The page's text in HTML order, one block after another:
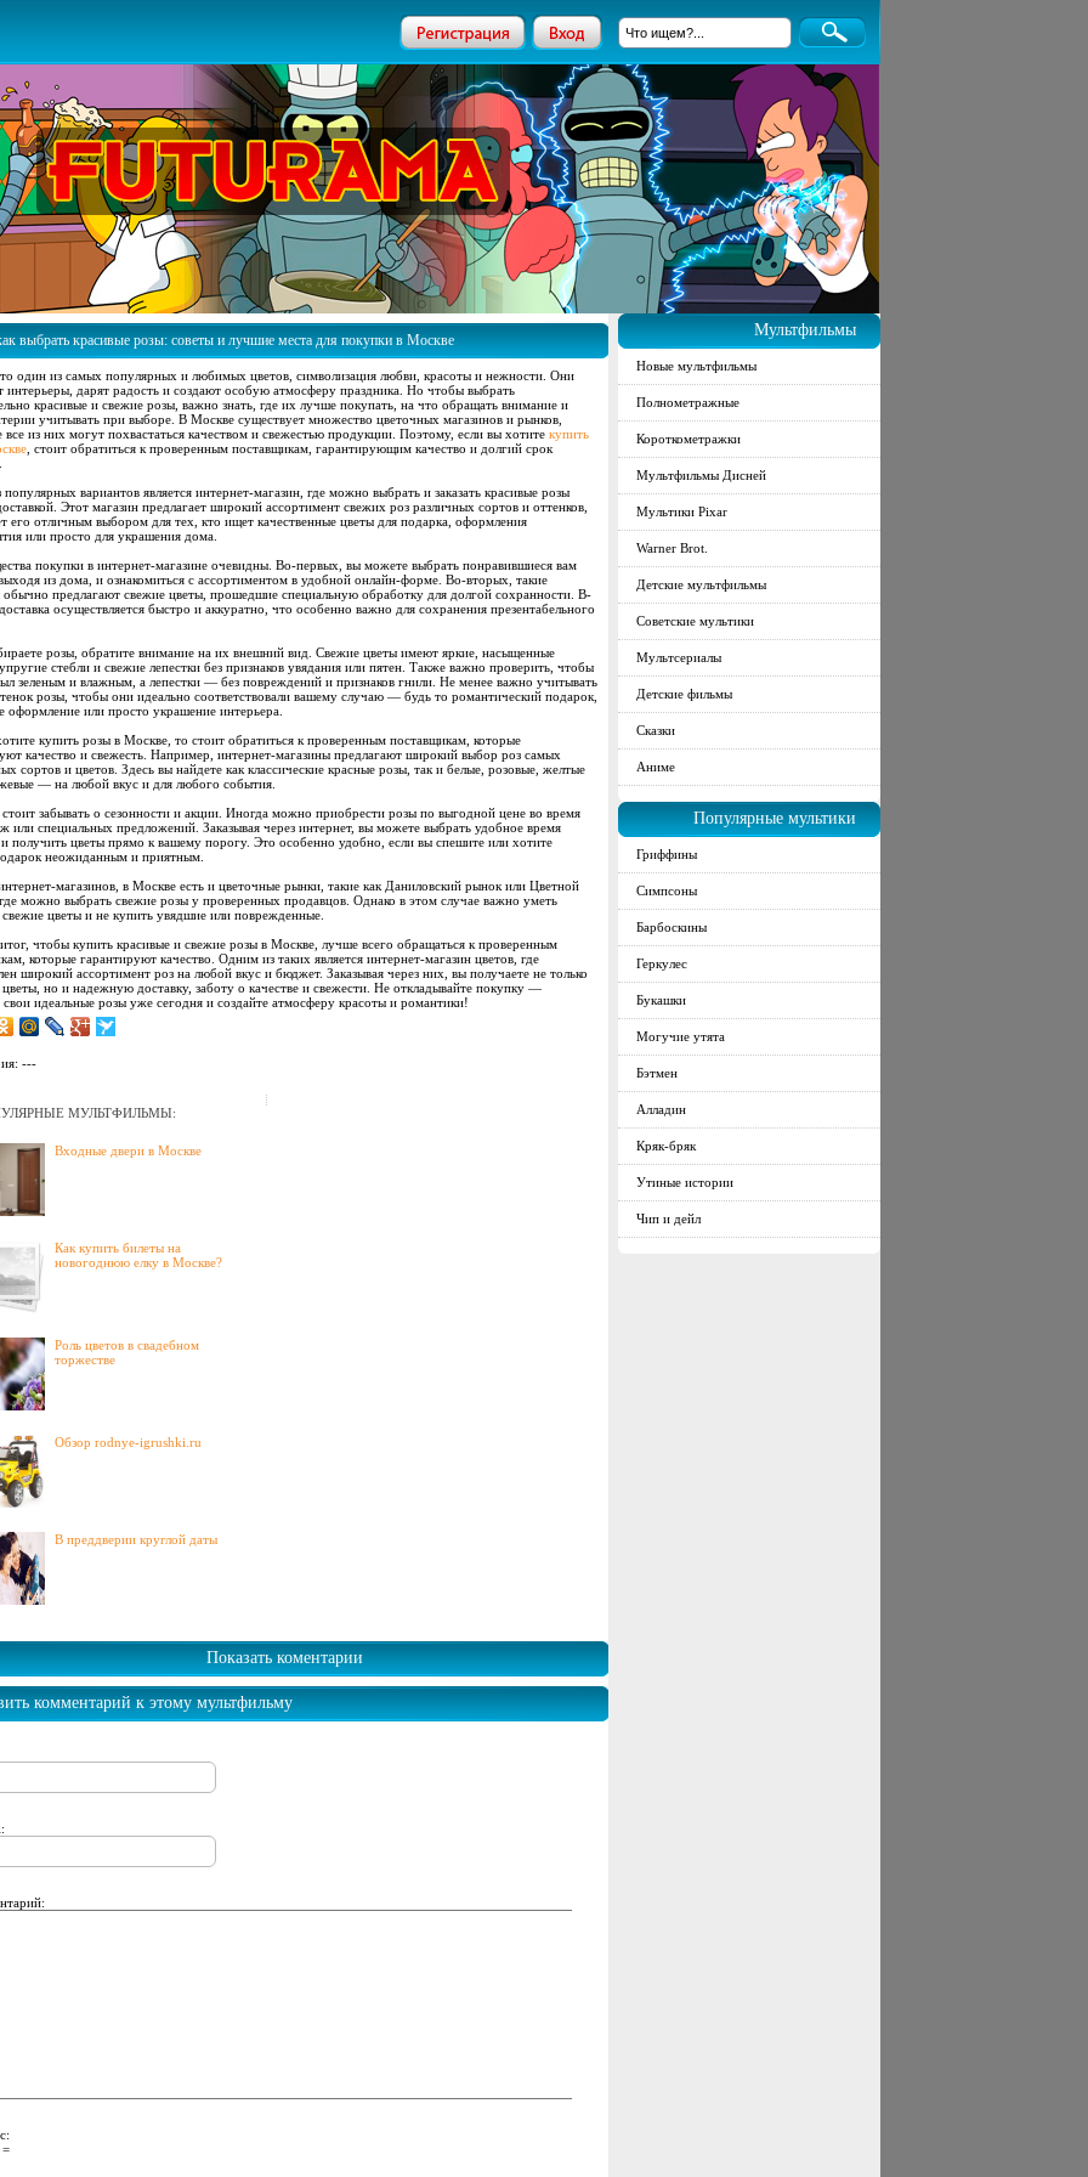
выбрать красивые розы: советы и лучшие места для покупки в Москве
один из самых популярных и любимых цветов, символизация любви, красоты и нежности. Они
интерьеры, дарят радость и создают особую атмосферу праздника. Но чтобы выбрать
красивые и свежие розы, важно знать, где их лучше покупать, на что обращать внимание и
учитывать при выборе. В Москве существует множество цветочных магазинов и рынков,
все из них могут похвастаться качеством и свежестью продукции. Поэтому, если вы хотите купить
, стоит обратиться к проверенным поставщикам, гарантирующим качество и долгий срок
вариантов является интернет-магазин, где можно выбрать и заказать красивые розы
Этот магазин предлагает широкий ассортимент свежих роз различных сортов и оттенков,
его отличным выбором для тех, кто ищет качественные цветы для подарка, оформления
или просто для украшения дома.
покупки в интернет-магазине очевидны. Во-первых, вы можете выбрать понравившиеся вам
из дома, и ознакомиться с ассортиментом в удобной онлайн-форме. Во-вторых, такие
обычно предлагают свежие цветы, прошедшие специальную обработку для долгой сохранности. В-
осуществляется быстро и аккуратно, что особенно важно для сохранения презентабельного
розы, обратите внимание на их внешний вид. Свежие цветы имеют яркие, насыщенные
стебли и свежие лепестки без признаков увядания или пятен. Также важно проверить, чтобы
зеленым и влажным, а лепестки — без повреждений и признаков гнили. Не менее важно учитывать
розы, чтобы они идеально соответствовали вашему случаю — будь то романтический подарок,
оформление или просто украшение интерьера.
купить розы в Москве, то стоит обратиться к проверенным поставщикам, которые
качество и свежесть. Например, интернет-магазины предлагают широкий выбор роз самых
сортов и цветов. Здесь вы найдете как классические красные розы, так и белые, розовые, желтые
— на любой вкус и для любого события.
забывать о сезонности и акции. Иногда можно приобрести розы по выгодной цене во время
или специальных предложений. Заказывая через интернет, вы можете выбрать удобное время
и получить цветы прямо к вашему порогу. Это особенно удобно, если вы спешите или хотите
неожиданным и приятным.
магазинов, в Москве есть и цветочные рынки, такие как Даниловский рынок или Цветной
можно выбрать свежие розы у проверенных продавцов. Однако в этом случае важно уметь
свежие цветы и не купить увядшие или поврежденные.
чтобы купить красивые и свежие розы в Москве, лучше всего обращаться к проверенным
которые гарантируют качество. Одним из таких является интернет-магазин цветов, где
широкий ассортимент роз на любой вкус и бюджет. Заказывая через них, вы получаете не только
цветы, но и надежную доставку, заботу о качестве и свежести. Не откладывайте покупку —
свои идеальные розы уже сегодня и создайте атмосферу красоты и романтики!
---
МУЛЬТФИЛЬМЫ:
Входные двери в Москве
Как купить билеты на
новогоднюю елку в Москве?
Роль цветов в свадебном
торжестве
Обзор rodnye-igrushki.ru
В преддверии круглой даты
Показать коментарии
комментарий к этому мультфильму
=
Мультфильмы
Новые мультфильмы
Полнометражные
Короткометражки
Мультфильмы Дисней
Мультики Pixar
Warner Brot.
Детские мультфильмы
Советские мультики
Мультсериалы
Детские фильмы
Сказки
Аниме
Популярные мультики
Гриффины
Симпсоны
Барбоскины
Геркулес
Букашки
Могучие утята
Бэтмен
Алладин
Кряк-бряк
Утиные истории
Чип и дейл